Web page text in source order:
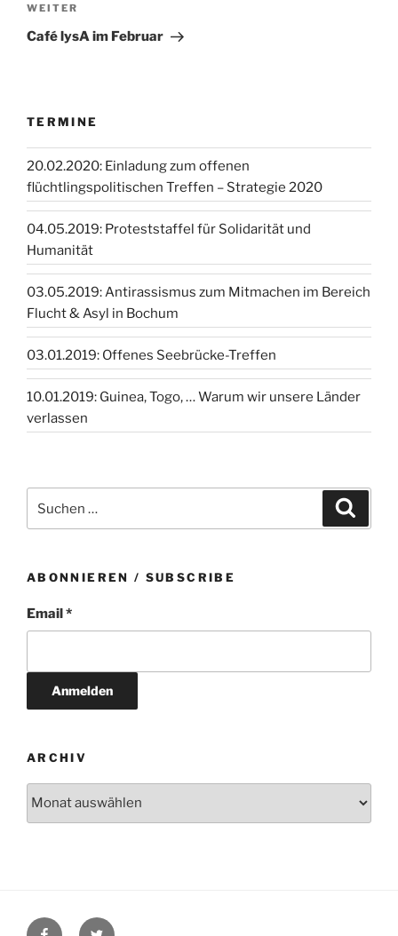
Nächster
Beitrag
WEITER
Café lysA im Februar
TERMINE
20.02.2020: Einladung zum offenen
flüchtlingspolitischen Treffen – Strategie 2020
04.05.2019: Proteststaffel für Solidarität und
Humanität
03.05.2019: Antirassismus zum Mitmachen im Bereich
Flucht & Asyl in Bochum
03.01.2019: Offenes Seebrücke-Treffen
10.01.2019: Guinea, Togo, … Warum wir unsere Länder
verlassen
nach:
ABONNIEREN / SUBSCRIBE
Email *
ARCHIV
FacebookTwitter